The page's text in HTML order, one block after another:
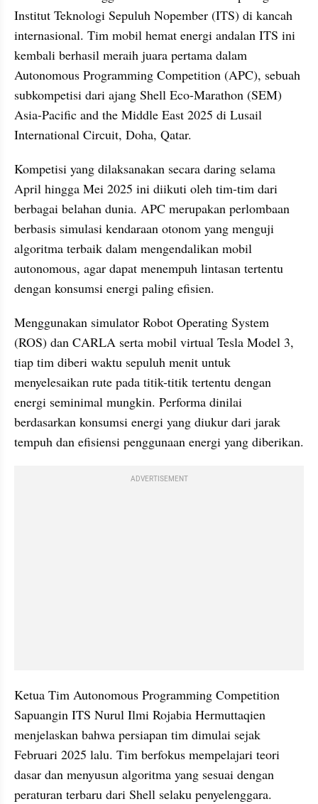
Institut Teknologi Sepuluh Nopember (ITS) di kancah
internasional. Tim mobil hemat energi andalan ITS ini
kembali berhasil meraih juara pertama dalam
Autonomous Programming Competition (APC), sebuah
subkompetisi dari ajang Shell Eco-Marathon (SEM)
Asia-Pacific and the Middle East 2025 di Lusail
International Circuit, Doha, Qatar.
Kompetisi yang dilaksanakan secara daring selama
April hingga Mei 2025 ini diikuti oleh tim-tim dari
berbagai belahan dunia. APC merupakan perlombaan
berbasis simulasi kendaraan otonom yang menguji
algoritma terbaik dalam mengendalikan mobil
autonomous, agar dapat menempuh lintasan tertentu
dengan konsumsi energi paling efisien.
Menggunakan simulator Robot Operating System
(ROS) dan CARLA serta mobil virtual Tesla Model 3,
tiap tim diberi waktu sepuluh menit untuk
menyelesaikan rute pada titik-titik tertentu dengan
energi seminimal mungkin. Performa dinilai
berdasarkan konsumsi energi yang diukur dari jarak
tempuh dan efisiensi penggunaan energi yang diberikan.
ADVERTISEMENT
Ketua Tim Autonomous Programming Competition
Sapuangin ITS Nurul Ilmi Rojabia Hermuttaqien
menjelaskan bahwa persiapan tim dimulai sejak
Februari 2025 lalu. Tim berfokus mempelajari teori
dasar dan menyusun algoritma yang sesuai dengan
peraturan terbaru dari Shell selaku penyelenggara.